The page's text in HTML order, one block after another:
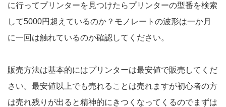
に行ってプリンターを見つけたらプリンターの型番を検索
して5000円超えているのか？モノレートの波形は一か月
に一回は触れているのか確認してください。
販売方法は基本的にはプリンターは最安値で販売してくだ
さい。最安値以上でも売れることは売れますが初心者の方
は売れ残りが出ると精神的にきつくなってくるのでまずは